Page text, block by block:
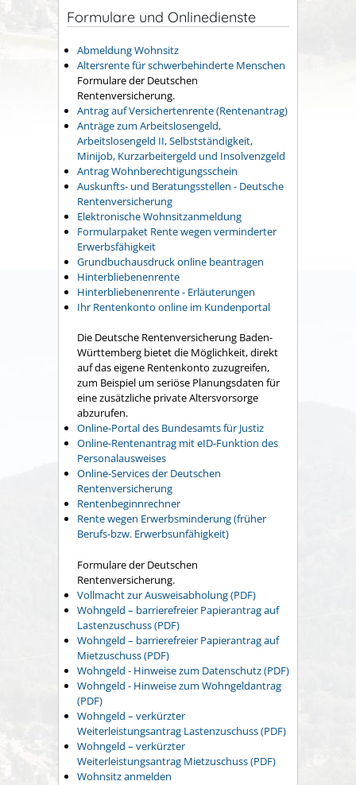
Formulare und Onlinedienste
Abmeldung Wohnsitz
Altersrente für schwerbehinderte Menschen
Formulare der Deutschen
Rentenversicherung.
Antrag auf Versichertenrente (Rentenantrag)
Anträge zum Arbeitslosengeld,
Arbeitslosengeld II, Selbstständigkeit,
Minijob, Kurzarbeitergeld und Insolvenzgeld
Antrag Wohnberechtigungsschein
Auskunfts- und Beratungsstellen - Deutsche
Rentenversicherung
Elektronische Wohnsitzanmeldung
Formularpaket Rente wegen verminderter
Erwerbsfähigkeit
Grundbuchausdruck online beantragen
Hinterbliebenenrente
Hinterbliebenenrente - Erläuterungen
Ihr Rentenkonto online im Kundenportal
Die Deutsche Rentenversicherung Baden-
Württemberg bietet die Möglichkeit, direkt
auf das eigene Rentenkonto zuzugreifen,
zum Beispiel um seriöse Planungsdaten für
eine zusätzliche private Altersvorsorge
abzurufen.
Online-Portal des Bundesamts für Justiz
Online-Rentenantrag mit eID-Funktion des
Personalausweises
Online-Services der Deutschen
Rentenversicherung
Rentenbeginnrechner
Rente wegen Erwerbsminderung (früher
Berufs-bzw. Erwerbsunfähigkeit)
Formulare der Deutschen
Rentenversicherung.
Vollmacht zur Ausweisabholung (PDF)
Wohngeld – barrierefreier Papierantrag auf
Lastenzuschuss (PDF)
Wohngeld – barrierefreier Papierantrag auf
Mietzuschuss (PDF)
Wohngeld - Hinweise zum Datenschutz (PDF)
Wohngeld - Hinweise zum Wohngeldantrag
(PDF)
Wohngeld – verkürzter
Weiterleistungsantrag Lastenzuschuss (PDF)
Wohngeld – verkürzter
Weiterleistungsantrag Mietzuschuss (PDF)
Wohnsitz anmelden